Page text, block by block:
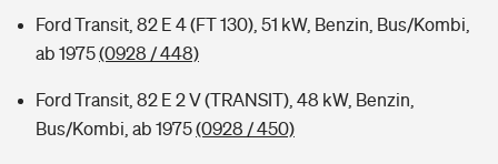
Ford Transit, 82 E 4 (FT 130), 51 kW, Benzin, Bus/Kombi,
ab 1975(0928 / 448)
Ford Transit, 82 E 2 V (TRANSIT), 48 kW, Benzin,
Bus/Kombi, ab 1975(0928 / 450)